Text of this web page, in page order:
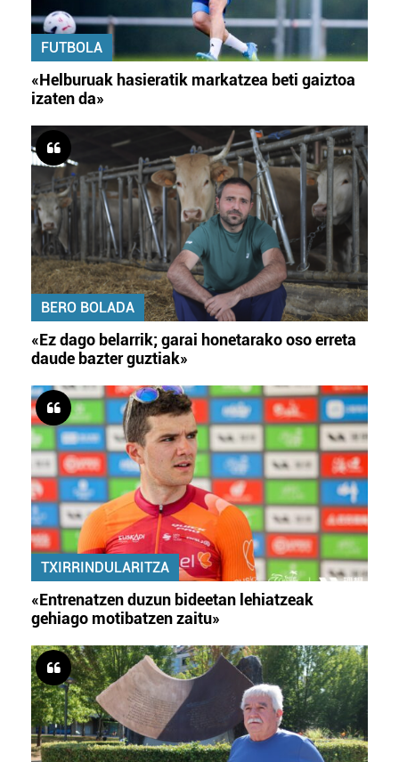
FUTBOLA
«Helburuak hasieratik markatzea beti gaiztoa
izaten da»
BERO BOLADA
«Ez dago belarrik; garai honetarako oso erreta
daude bazter guztiak»
TXIRRINDULARITZA
«Entrenatzen duzun bideetan lehiatzeak
gehiago motibatzen zaitu»